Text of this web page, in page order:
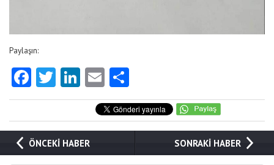
Paylaşın:
Facebook
Twitter
LinkedIn
Email
ÖNCEKİ HABER SONRAKİ HABER